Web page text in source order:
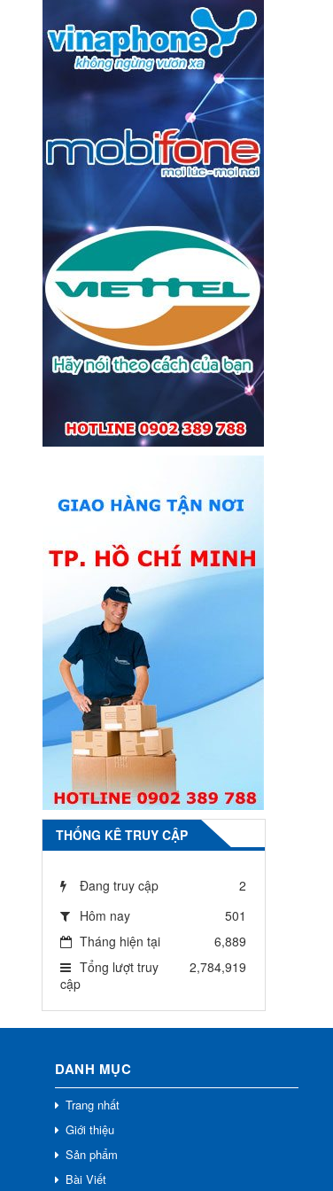
THỐNG KÊ TRUY CẬP
Đang truy cập
2
Hôm nay
501
Tháng hiện tại
6,889
Tổng lượt truy
cập
2,784,919
DANH MỤC
Trang nhất
Giới thiệu
Sản phẩm
Bài Viết